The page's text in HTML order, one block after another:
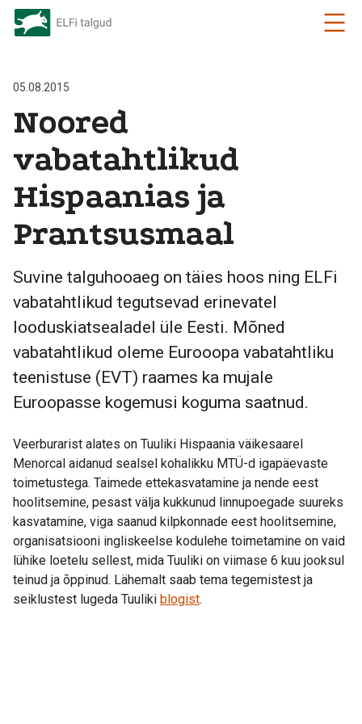
05.08.2015
Noored
vabatahtlikud
Hispaanias ja
Prantsusmaal
Suvine talguhooaeg on täies hoos ning ELFi
vabatahtlikud tegutsevad erinevatel
looduskiatsealadel üle Eesti. Mõned
vabatahtlikud oleme Eurooopa vabatahtliku
teenistuse (EVT) raames ka mujale
Euroopasse kogemusi koguma saatnud.
Veerburarist alates on Tuuliki Hispaania väikesaarel
Menorcal aidanud sealsel kohalikku MTÜ-d igapäevaste
toimetustega. Taimede ettekasvatamine ja nende eest
hoolitsemine, pesast välja kukkunud linnupoegade suureks
kasvatamine, viga saanud kilpkonnade eest hoolitsemine,
organisatsiooni ingliskeelse kodulehe toimetamine on vaid
lühike loetelu sellest, mida Tuuliki on viimase 6 kuu jooksul
teinud ja õppinud. Lähemalt saab tema tegemistest ja
seiklustest lugeda Tuuliki blogist.